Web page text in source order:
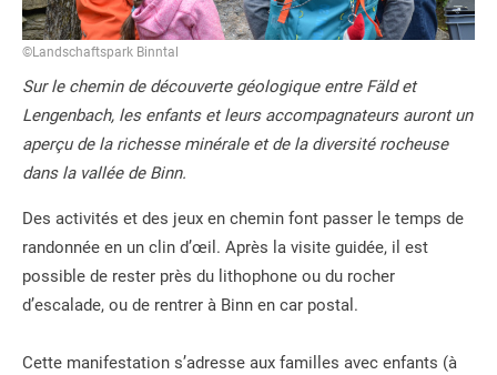
©Landschaftspark Binntal
Sur le chemin de découverte géologique entre Fäld et
Lengenbach, les enfants et leurs accompagnateurs auront un
aperçu de la richesse minérale et de la diversité rocheuse
dans la vallée de Binn.
Des activités et des jeux en chemin font passer le temps de
randonnée en un clin d’œil. Après la visite guidée, il est
possible de rester près du lithophone ou du rocher
d’escalade, ou de rentrer à Binn en car postal.
Cette manifestation s’adresse aux familles avec enfants (à